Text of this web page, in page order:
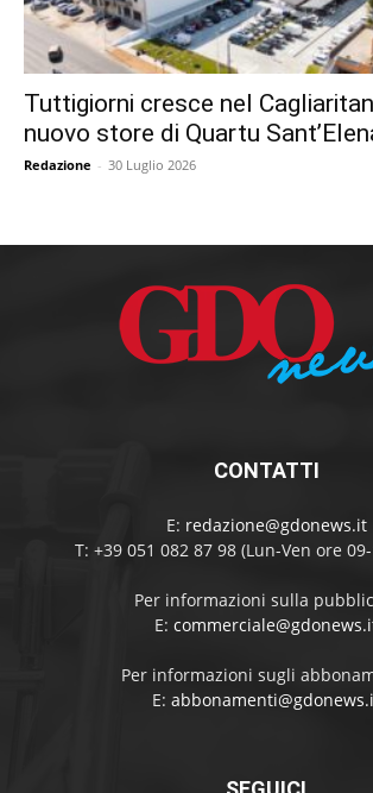
Tuttigiorni cresce nel
nuovo store di Quartu
Redazione - 30 Luglio 2026
CONTATTI
E: redazione@gdonews.it
T: +39 051 082 87 98 (Lun-Ven ore
Per informazioni sulla
E:
Per informazioni sugli
E: